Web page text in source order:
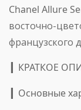
Chanel Allure
восточно-
французского
КРАТКОЕ
Основные